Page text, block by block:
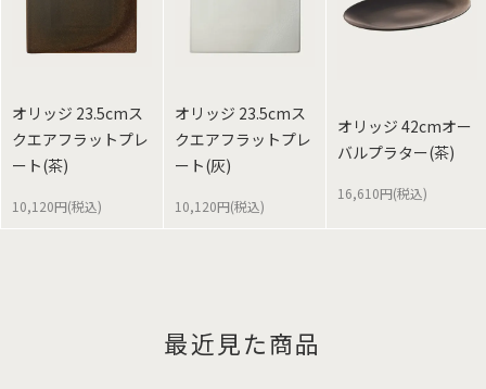
オリッジ 23.5cmス
クエアフラットプレ
ート(茶)
10,120円(税込)
オリッジ 23.5cmス
クエアフラットプレ
ート(灰)
10,120円(税込)
オリッジ 42cmオー
バルプラター(茶)
16,610円(税込)
最近見た商品